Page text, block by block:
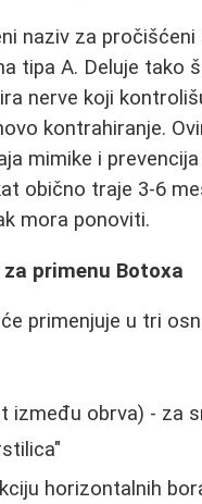
naziv za pročišćeni
tipa A. Deluje tako
nerve koji
kontrahiranje.
mimike i
obično traje 3-6
mora ponoviti.
primenu Botoxa
primenjuje u tri
između obrva) - za
horizontalnih